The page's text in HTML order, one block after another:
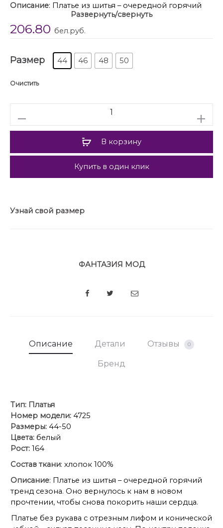
Описание: Платье из шитья – очередной горячий
тренд сезона. Оно вернулось к нам в новом
прочтении, чтобы снова покорить наши сердца.
сквозная застёжка -молния. На передних
полотнищах юбки – прорезной карман с молнией.
По талии – кулиса с регулирующейся тесьмой и
Длина платья около 110 см.
Развернуть/свернуть
206.80 бел.руб.
Размер 44 46 48 50
Очистить
В корзину
Купить в один клик
Узнай свой размер
ФАНТАЗИЯ МОД
SHARE
Описание Детали Отзывы 0
Бренд
Тип: Платья
Номер модели: 4725
Размеры: 44-50
Цвета: белый
Рост: 164
Состав ткани: хлопок 100%
Описание: Платье из шитья – очередной горячий
тренд сезона. Оно вернулось к нам в новом
прочтении, чтобы снова покорить наши сердца.
Платье без рукава с отрезным лифом и конической